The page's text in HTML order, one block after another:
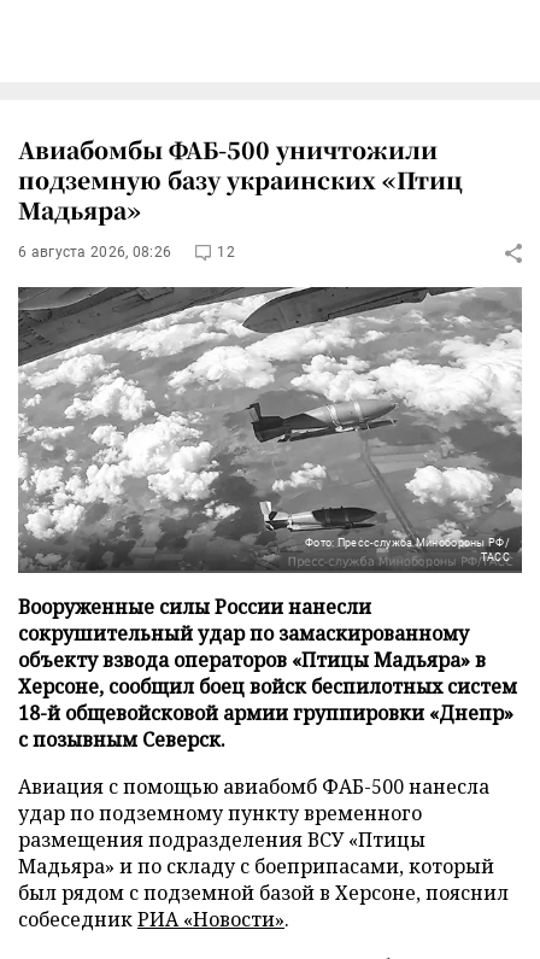
Авиабомбы ФАБ-500 уничтожили
подземную базу украинских «Птиц
Мадьяра»
6 августа 2026, 08:26 12
Фото: Пресс-служба Минобороны РФ/
ТАСС
Вооруженные силы России нанесли
сокрушительный удар по замаскированному
объекту взвода операторов «Птицы Мадьяра» в
Херсоне, сообщил боец войск беспилотных систем
18-й общевойсковой армии группировки «Днепр»
с позывным Северск.
Авиация с помощью авиабомб ФАБ-500 нанесла
удар по подземному пункту временного
размещения подразделения ВСУ «Птицы
Мадьяра» и по складу с боеприпасами, который
был рядом с подземной базой в Херсоне, пояснил
собеседникРИА «Новости».